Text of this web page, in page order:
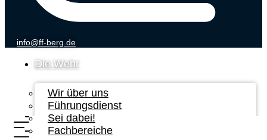
info@ff-berg.de
Die Wehr
Wir über uns
Führungsdienst
Sei dabei!
Fachbereiche